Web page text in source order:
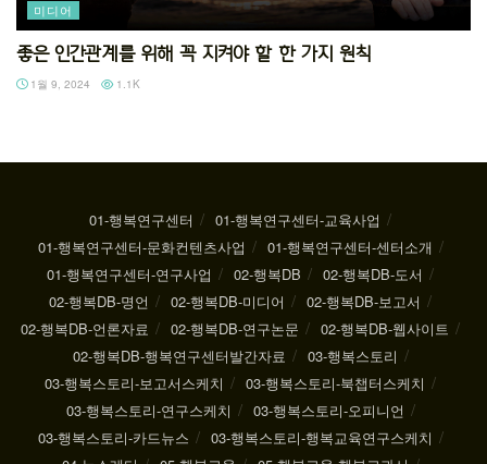
미디어
좋은 인간관계를 위해 꼭 지켜야 할 한 가지 원칙
1월 9, 2024 1.1K
01-행복연구센터
01-행복연구센터-교육사업
01-행복연구센터-문화컨텐츠사업
01-행복연구센터-센터소개
01-행복연구센터-연구사업
02-행복DB
02-행복DB-도서
02-행복DB-명언
02-행복DB-미디어
02-행복DB-보고서
02-행복DB-언론자료
02-행복DB-연구논문
02-행복DB-웹사이트
02-행복DB-행복연구센터발간자료
03-행복스토리
03-행복스토리-보고서스케치
03-행복스토리-북챕터스케치
03-행복스토리-연구스케치
03-행복스토리-오피니언
03-행복스토리-카드뉴스
03-행복스토리-행복교육연구스케치